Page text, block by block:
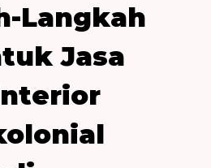
Langkah
Jasa